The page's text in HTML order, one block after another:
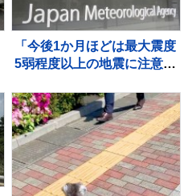
「今後1か月ほどは最大震度
5弱程度以上の地震に注意」
に【2026年熊本地震】